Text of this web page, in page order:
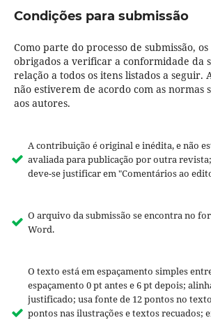
Condições para submissão
Como parte do processo de submissão,
obrigados a verificar a conformidade da
relação a todos os itens listados a seguir.
não estiverem de acordo com as normas
aos autores.
A contribuição é original e inédita, e não
avaliada para publicação por outra
deve-se justificar em "Comentários ao
O arquivo da submissão se encontra no
Word.
O texto está em espaçamento simples
espaçamento 0 pt antes e 6 pt depois;
justificado; usa fonte de 12 pontos no
pontos nas ilustrações e textos recuados;